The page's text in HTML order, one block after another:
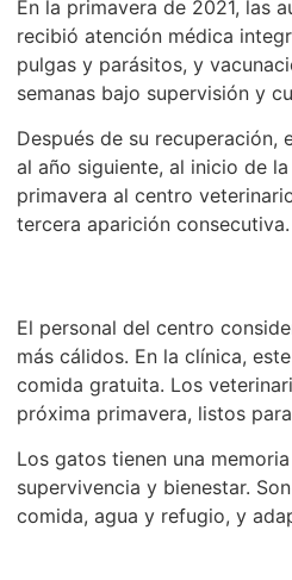
En la primavera de 2021, las
recibió atención médica
pulgas y parásitos, y
semanas bajo supervisión y
Después de su
al año siguiente, al inicio de
primavera al centro
tercera aparición consecutiva.
El personal del centro
más cálidos. En la clínica,
comida gratuita. Los
próxima primavera, listos
Los gatos tienen una
supervivencia y bienestar.
comida, agua y refugio, y